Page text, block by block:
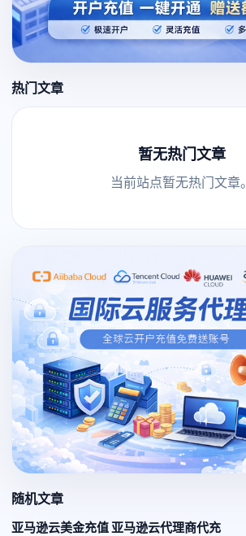
热门文章
暂无热门文章
当前站点暂无热门文章。
随机文章
亚马逊云美金充值 亚马逊云代理商代充